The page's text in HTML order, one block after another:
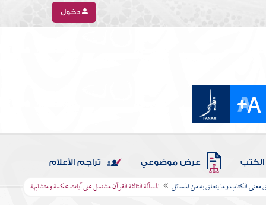
دخول
الكتب عرض موضوعي تراجم الأعلام
الكتاب وما يتعلق به من المسائل المسألة الثالثة القرآن مشتمل على آيات محكمة ومتشابهة